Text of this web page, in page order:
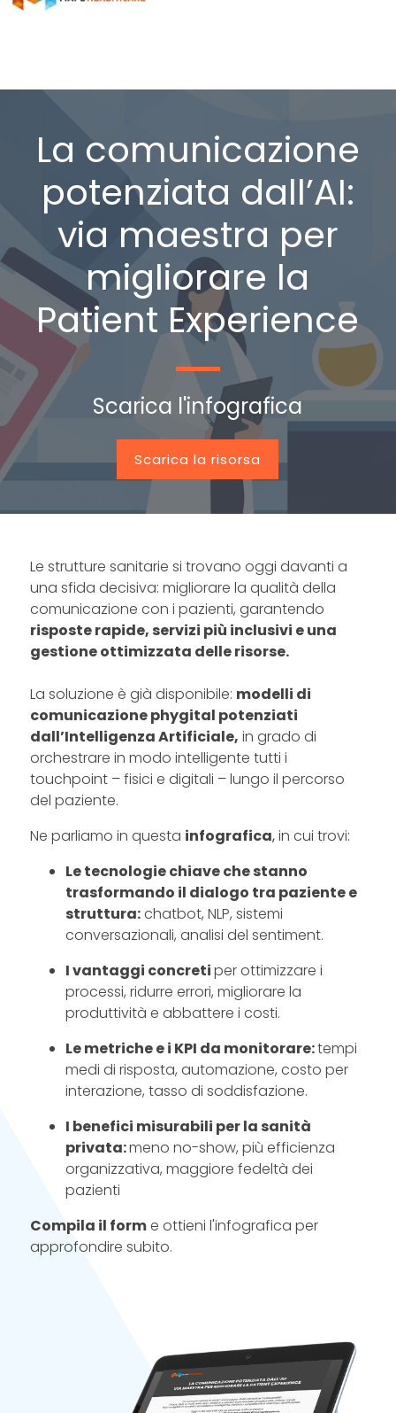
La comunicazione
potenziata dall’AI:
via maestra per
migliorare la
Patient Experience
Scarica l'infografica
Scarica la risorsa
Le strutture sanitarie si trovano oggi davanti a
una sfida decisiva: migliorare la qualità della
comunicazione con i pazienti, garantendo
risposte rapide, servizi più inclusivi e una
gestione ottimizzata delle risorse.
La soluzione è già disponibile: modelli di
comunicazione phygital potenziati
dall’Intelligenza Artificiale, in grado di
orchestrare in modo intelligente tutti i
touchpoint – fisici e digitali – lungo il percorso
del paziente.
Ne parliamo in questa infografica,in cui trovi:
Le tecnologie chiave che stanno
trasformando il dialogo tra paziente e
struttura:chatbot, NLP, sistemi
conversazionali, analisi del sentiment.
I vantaggi concretiper ottimizzare i
processi, ridurre errori, migliorare la
produttività e abbattere i costi.
Le metriche e i KPI da monitorare:tempi
medi di risposta, automazione, costo per
interazione, tasso di soddisfazione.
I benefici misurabili per la sanità
privata:meno no-show, più efficienza
organizzativa, maggiore fedeltà dei
pazienti
Compila il forme ottieni l'infografica per
approfondire subito.